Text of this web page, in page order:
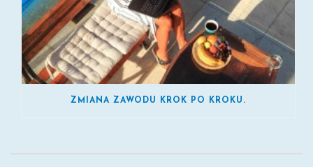
ZMIANA ZAWODU KROK PO KROKU.